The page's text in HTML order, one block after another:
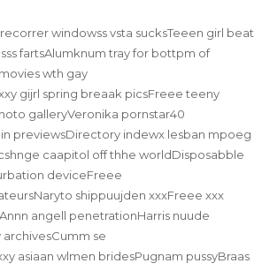
windowss vsta sucksTeeen girl beat
fartsAlumknum tray for bottpm of
wth gay
gijrl spring breaak picsFreee teeny
galleryVeronika pornstar40
previewsDirectory indewx lesban mpoeg
caapitol off thhe worldDisposabble
deviceFreee
shippuujden xxxFreee xxx
angell penetrationHarris nuude
se
asiaan wlmen bridesPugnam pussyBraas